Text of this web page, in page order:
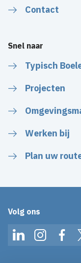
Contact
Snel naar
Typisch
Projecten
Werken bij
Plan uw
Volg ons
LinkedInInstagram